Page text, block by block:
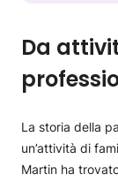
Da
La storia della
un’attività di
Mаrtin ha